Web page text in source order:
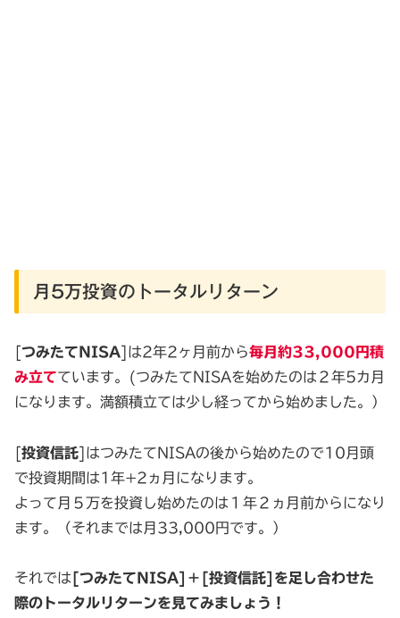
月5万投資のトータルリターン
つみたてNISA ]は2年2ヶ月前から毎月約33,000円積
み立てています。(つみたてNISAを始めたのは２年5カ月
になります。満額積立ては少し経ってから始めました。）
投資信託 ]はつみたてNISAの後から始めたので10月頭
で投資期間は1年+2ヵ月になります。
よって月５万を投資し始めたのは１年２ヵ月前からになり
ます。（それまでは月33,000円です。）
それでは [つみたてNISA]＋[投資信託]を足し合わせた
際のトータルリターンを見てみましょう！